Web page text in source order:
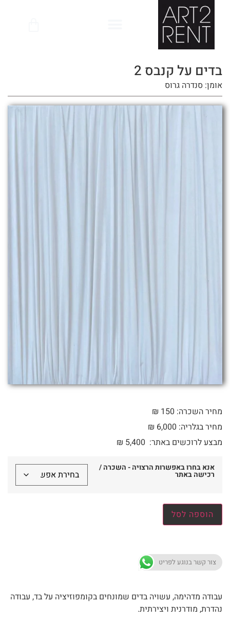
בדים על קנבס 2
אומן: סנדרה גרוס
מחיר השכרה: 150 ₪
מחיר בגלריה: 6,000 ₪
מבצע לרוכשים באתר:
₪ 5,400
אנא בחרו באפשרות הרצויה - השכרה /
רכישה באתר
הוספה לסל
צור קשר בנוגע לפריט
עבודה מדהימה, עשויה בדים שמונחים בקומפוזיציה על בד, עבודה
נהדרת, מודרנית ויצירתית.